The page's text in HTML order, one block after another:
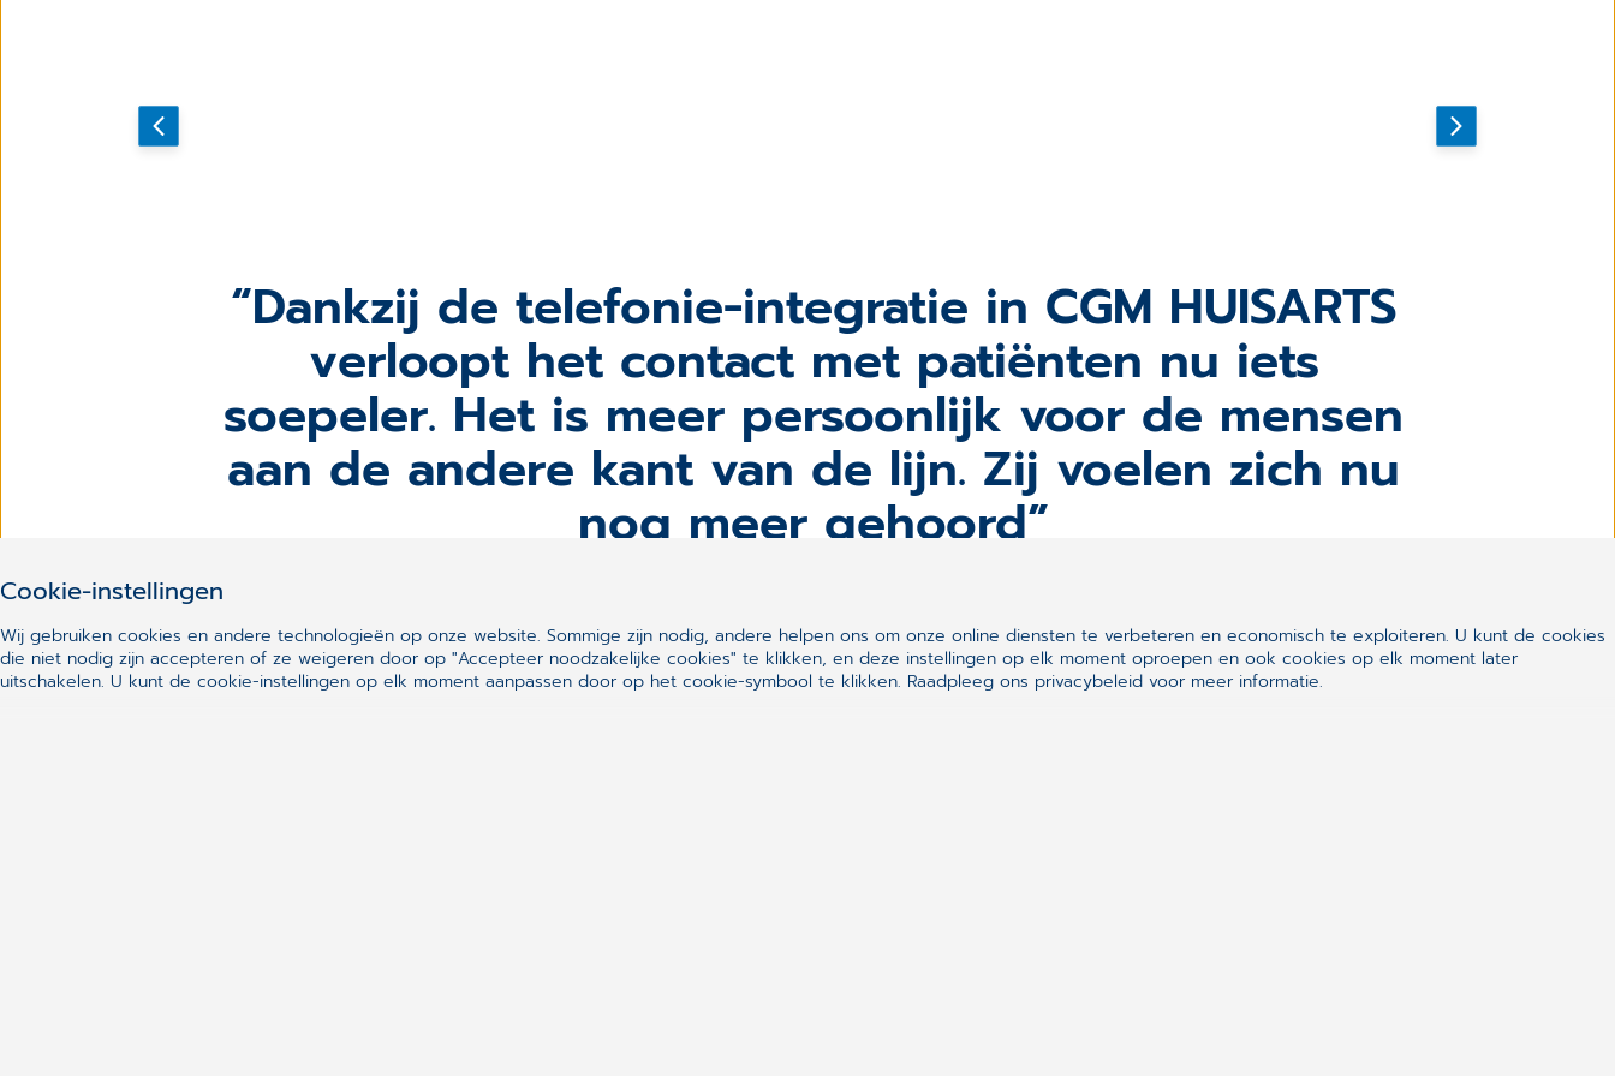
Dankzij de telefonie-integratie in CGM HUISARTS
verloopt het contact met patiënten nu iets
soepeler. Het is meer persoonlijk voor de mensen
aan de andere kant van de lijn. Zij voelen zich nu
nog meer gehoord
Cookie-instellingen
Wij gebruiken cookies en andere technologieën op onze website. Sommige zijn nodig, andere helpen ons om onze online diensten te verbeteren en economisch te exploiteren. U kunt de cookies
die niet nodig zijn accepteren of ze weigeren door op "Accepteer noodzakelijke cookies" te klikken, en deze instellingen op elk moment oproepen en ook cookies op elk moment later
uitschakelen. U kunt de cookie-instellingen op elk moment aanpassen door op het cookie-symbool te klikken. Raadpleeg ons privacybeleid voor meer informatie.